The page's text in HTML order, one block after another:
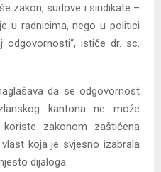
zakon, sudove i sindikate –
u radnicima, nego u politici
ističe dr. sc.
da se odgovornost
kantona ne može
zakonom zaštićena
koja je svjesno izabrala
dijaloga.